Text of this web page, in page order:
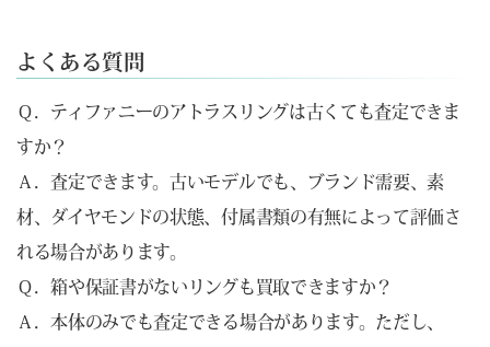
よくある質問
Ｑ．ティファニーのアトラスリングは古くても査定できま
すか？
Ａ．査定できます。古いモデルでも、ブランド需要、素
材、ダイヤモンドの状態、付属書類の有無によって評価さ
れる場合があります。
Ｑ．箱や保証書がないリングも買取できますか？
Ａ．本体のみでも査定できる場合があります。ただし、